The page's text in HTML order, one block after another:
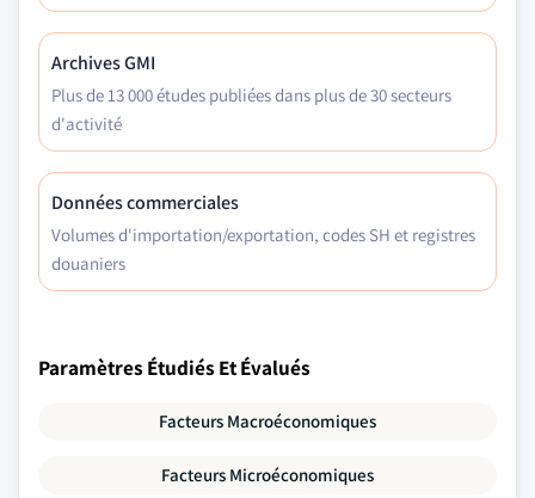
Archives GMI
Plus de 13 000 études publiées dans plus de 30 secteurs
d'activité
Données commerciales
Volumes d'importation/exportation, codes SH et registres
douaniers
Paramètres Étudiés Et Évalués
Facteurs Macroéconomiques
Facteurs Microéconomiques